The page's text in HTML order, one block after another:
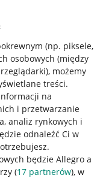
(np. piksele,
osobowych (między
, możemy
treści.
na
i przetwarzanie
analiz rynkowych i
odnaleźć Ci w
będzie Allegro a
(17 partnerów), w